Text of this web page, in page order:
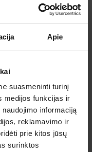
Apie
suasmeninti turinį
medijos funkcijas ir
informaciją
reklamavimo ir
prie kitos jūsų
surinktos
Įdėti į krepšelį
bei periodiškai!